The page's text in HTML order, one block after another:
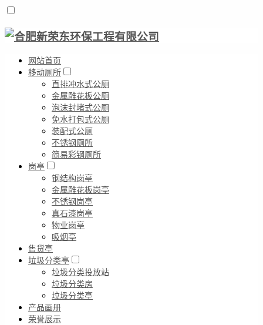
网站首页
移动厕所
直排冲水式公厕
金属雕花板公厕
泡沫封堵式公厕
免水打包式公厕
装配式公厕
不锈钢厕所
简易彩钢厕所
岗亭
钢结构岗亭
金属雕花板岗亭
不锈钢岗亭
真石漆岗亭
物业岗亭
吸烟亭
售货亭
垃圾分类亭
垃圾分类投放站
垃圾分类房
垃圾分类亭
产品画册
荣誉展示